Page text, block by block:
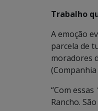
Trabalho
A emoção
parcela de
moradores
“Com
Rancho.